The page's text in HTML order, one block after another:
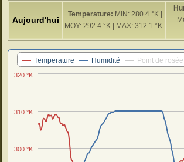
Aujourd'hui
Temperature: MIN: 280.4 °K |
MOY: 292.4 °K | MAX: 312.1 °K
Dernieres 24 H
Temperature Humidité Point de rosée
300 °K
310 °K
320 °K